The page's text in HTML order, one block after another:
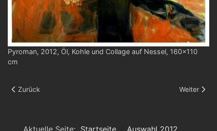
Pyroman, 2012, Öl, Kohle und Collage auf Nessel, 160x110
cm
Vorheriger Beitrag: Die Entscheidung
Zurück Nächster
Weiter